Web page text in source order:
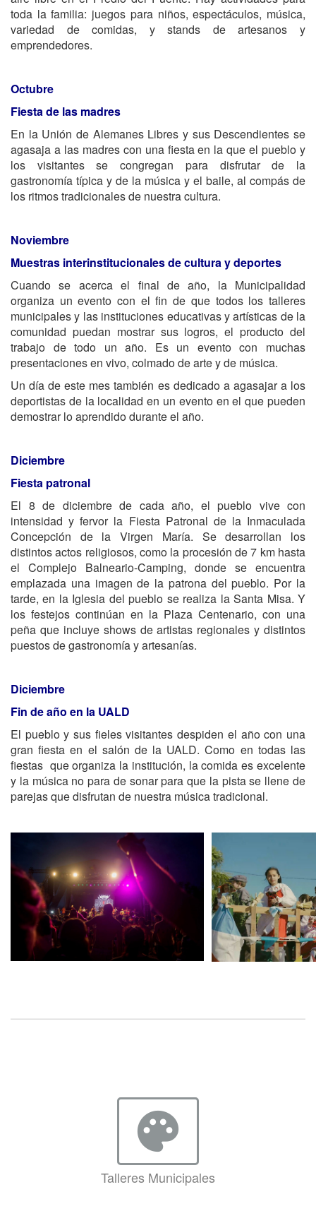
toda la familia: juegos para niños, espectáculos, música,
variedad de comidas, y stands de artesanos y
emprendedores.
Octubre
Fiesta de las madres
En la Unión de Alemanes Libres y sus Descendientes se
agasaja a las madres con una fiesta en la que el pueblo y
los visitantes se congregan para disfrutar de la
gastronomía típica y de la música y el baile, al compás de
los ritmos tradicionales de nuestra cultura.
Noviembre
Muestras interinstitucionales de cultura y deportes
Cuando se acerca el final de año, la Municipalidad
organiza un evento con el fin de que todos los talleres
municipales y las instituciones educativas y artísticas de la
comunidad puedan mostrar sus logros, el producto del
trabajo de todo un año. Es un evento con muchas
presentaciones en vivo, colmado de arte y de música.
Un día de este mes también es dedicado a agasajar a los
deportistas de la localidad en un evento en el que pueden
demostrar lo aprendido durante el año.
Diciembre
Fiesta patronal
El 8 de diciembre de cada año, el pueblo vive con
intensidad y fervor la Fiesta Patronal de la Inmaculada
Concepción de la Virgen María. Se desarrollan los
distintos actos religiosos, como la procesión de 7 km hasta
el Complejo Balneario-Camping, donde se encuentra
emplazada una imagen de la patrona del pueblo. Por la
tarde, en la Iglesia del pueblo se realiza la Santa Misa. Y
los festejos continúan en la Plaza Centenario, con una
peña que incluye shows de artistas regionales y distintos
puestos de gastronomía y artesanías.
Diciembre
Fin de año en la UALD
El pueblo y sus fieles visitantes despiden el año con una
gran fiesta en el salón de la UALD. Como en todas las
fiestas que organiza la institución, la comida es excelente
y la música no para de sonar para que la pista se llene de
parejas que disfrutan de nuestra música tradicional.
palette
Talleres Municipales